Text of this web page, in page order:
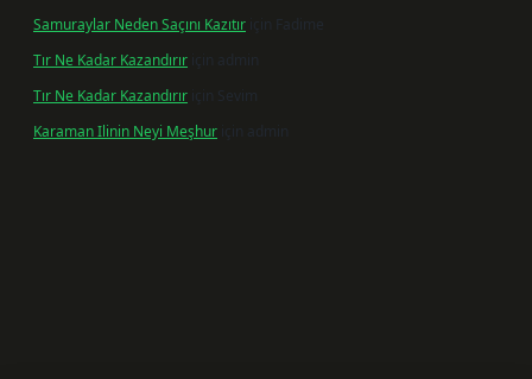
Samuraylar Neden Saçını Kazıtır için
Fadime
Tır Ne Kadar Kazandırır için
admin
Tır Ne Kadar Kazandırır için Sevim
Karaman Ilinin Neyi Meşhur için admin